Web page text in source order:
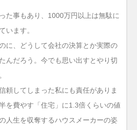
た事もあり、1000万円以上は無駄に
います。
に、どうして会社の決算とか実際の
んだろう。今でも思い出すとやり切
頼してしまった私にも責任がありま
を費やす「住宅」に1.3倍くらいの値
人生を収奪するハウスメーカーの姿